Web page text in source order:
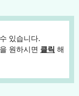
있습니다.
원하시면 클릭 해